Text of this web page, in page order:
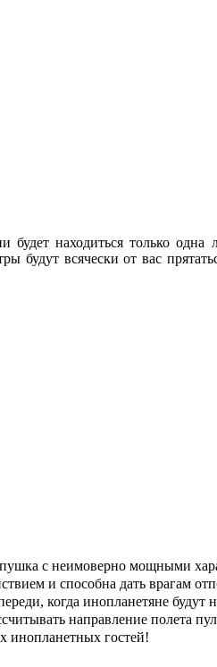
находиться только одна
будут всячески от вас
с неимоверно мощными
и способна дать врагам
когда инопланетяне будут
направление полета
инопланетных гостей!